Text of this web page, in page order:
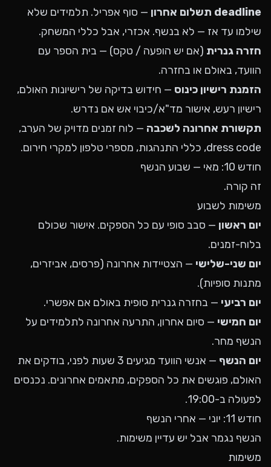
deadline תשלום אחרון
— סוף אפריל. תלמידים שלא
שילמו עד אז — לא בנשף. אכזרי, אבל כללי המשחק.
חזרה גנרית (אם יש הופעה / טקס) — בית הספר עם
הוועד, באולם או בחזרה.
הזמנת רישיון כינוס — חידוש בדיקה של רישיונות האולם,
רישיון רעש, אישור מד"א/כיבוי אש אם נדרש.
תקשורת אחרונה לשכבה — לוח זמנים מדויק של הערב,
dress code, כללי התנהגות, מספרי טלפון למקרי חירום.
חודש 10: מאי — שבוע הנשף
זה קורה.
משימות לשבוע
יום ראשון — סבב סופי עם כל הספקים. אישור שכולם
בלוח-זמנים.
יום שני-שלישי — הצטיידות אחרונה (פרסים, אביזרים,
מתנות סופיות).
יום רביעי — בחזרה גנרית סופית באולם אם אפשרי.
יום חמישי — סיום אחרון, התרעה אחרונה לתלמידים על
הנשף מחר.
יום הנשף
— אנשי הוועד מגיעים 3 שעות לפני, בודקים את
האולם, פוגשים את כל הספקים, מתאמים אחרונים. נכנסים
לפעולה ב-19:00.
חודש 11: יוני — אחרי הנשף
הנשף נגמר אבל יש עדיין משימות.
משימות